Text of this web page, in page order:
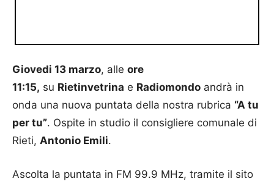
Giovedi 13 marzo, alle ore
11:15, su Rietinvetrina e Radiomondo andrà in
onda una nuova puntata della nostra rubrica “A tu
per tu”. Ospite in studio il consigliere comunale di
Rieti, Antonio Emili.
Ascolta la puntata in FM 99.9 MHz, tramite il sito